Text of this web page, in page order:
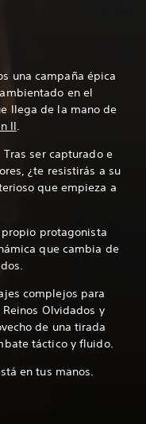
una campaña épica
en el
llega de la mano de
II
ser capturado e
¿te resistirás a su
que empieza a
protagonista
que cambia de
complejos para
Olvidados y
de una tirada
táctico y fluido.
en tus manos.